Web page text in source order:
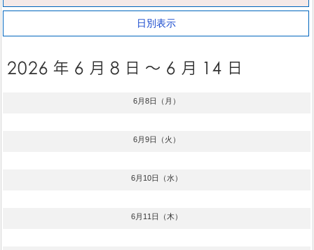
日別表示
6月8日（月）
6月9日（火）
6月10日（水）
6月11日（木）